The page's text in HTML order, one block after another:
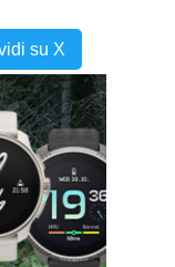
su X